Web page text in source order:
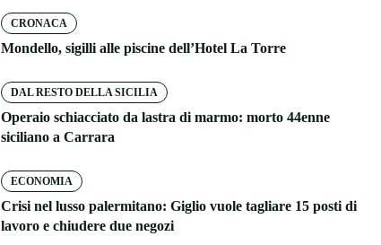
CRONACA
Mondello, sigilli alle piscine dell’Hotel La Torre
DAL RESTO DELLA SICILIA
Operaio schiacciato da lastra di marmo: morto 44enne
siciliano a Carrara
ECONOMIA
Crisi nel lusso palermitano: Giglio vuole tagliare 15 posti di
lavoro e chiudere due negozi